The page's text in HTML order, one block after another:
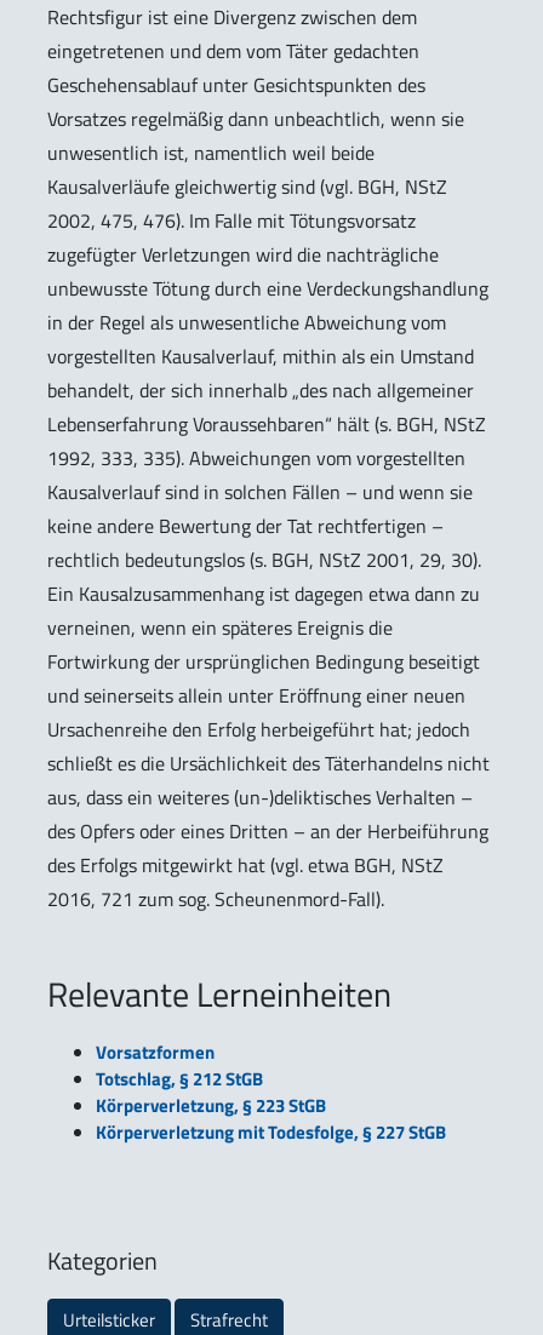
Rechtsfigur ist eine Divergenz zwischen dem
eingetretenen und dem vom Täter gedachten
Geschehensablauf unter Gesichtspunkten des
Vorsatzes regelmäßig dann unbeachtlich, wenn sie
unwesentlich ist, namentlich weil beide
Kausalverläufe gleichwertig sind (vgl. BGH, NStZ
2002, 475, 476). Im Falle mit Tötungsvorsatz
zugefügter Verletzungen wird die nachträgliche
unbewusste Tötung durch eine Verdeckungshandlung
in der Regel als unwesentliche Abweichung vom
vorgestellten Kausalverlauf, mithin als ein Umstand
behandelt, der sich innerhalb „des nach allgemeiner
Lebenserfahrung Voraussehbaren“ hält (s. BGH, NStZ
1992, 333, 335). Abweichungen vom vorgestellten
Kausalverlauf sind in solchen Fällen – und wenn sie
keine andere Bewertung der Tat rechtfertigen –
rechtlich bedeutungslos (s. BGH, NStZ 2001, 29, 30).
Ein Kausalzusammenhang ist dagegen etwa dann zu
verneinen, wenn ein späteres Ereignis die
Fortwirkung der ursprünglichen Bedingung beseitigt
und seinerseits allein unter Eröffnung einer neuen
Ursachenreihe den Erfolg herbeigeführt hat; jedoch
schließt es die Ursächlichkeit des Täterhandelns nicht
aus, dass ein weiteres (un-)deliktisches Verhalten –
des Opfers oder eines Dritten – an der Herbeiführung
des Erfolgs mitgewirkt hat (vgl. etwa BGH, NStZ
2016, 721 zum sog. Scheunenmord-Fall).
Relevante Lerneinheiten
Vorsatzformen
Totschlag, § 212 StGB
Körperverletzung, § 223 StGB
Körperverletzung mit Todesfolge, § 227 StGB
Kategorien
Urteilsticker Strafrecht